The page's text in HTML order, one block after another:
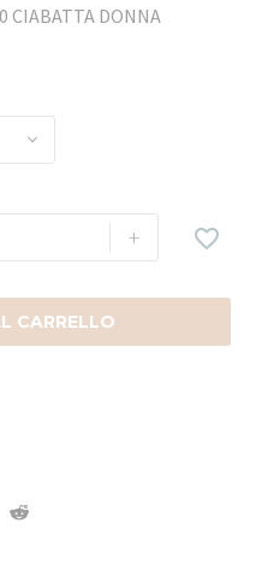
CIABATTA DONNA
+
CARRELLO
